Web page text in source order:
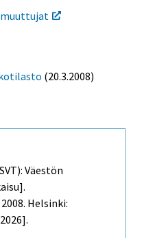
(20.3.2008)
Väestön
2008. Helsinki: